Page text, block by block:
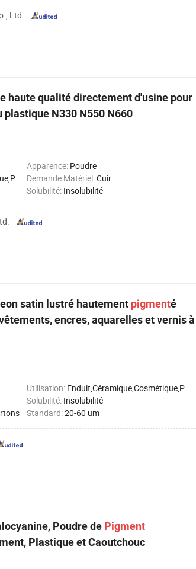
Ltd.
haute qualité directement d'usine pour
plastique N330 N550 N660
Apparence: Poudre
Demande Matériel:Cuir
Solubilité: Insolubilité
satin lustré hautement pigmenté
encres, aquarelles et vernis à
Utilisation: Enduit,Céramique,Cosmétique,Plastique,Cuir,Encre,Papier,Textile
Solubilité: Insolubilité
Standard:20-60 um
Poudre de Pigment
Plastique et Caoutchouc